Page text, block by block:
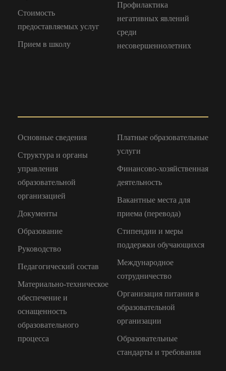
Стоимость
предоставляемых услуг
Прием в школу
Профилактика
негативных явлений
среди
несовершеннолетних
Основные сведения
Структура и органы
управления
образовательной
организацией
Документы
Образование
Руководство
Педагогический состав
Материально-техническое
обеспечение и
оснащенность
образовательного
процесса
Платные образовательные
услуги
Финансово-хозяйственная
деятельность
Вакантные места для
приема (перевода)
Стипендии и меры
поддержки обучающихся
Международное
сотрудничество
Организация питания в
образовательной
организации
Образовательные
стандарты и требования